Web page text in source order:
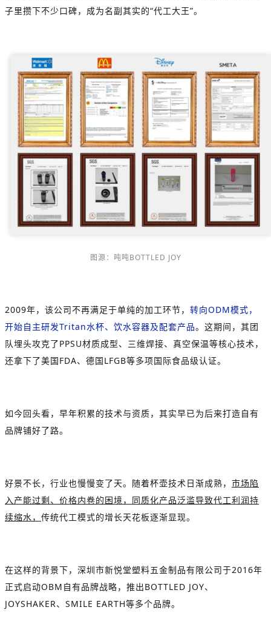
子里攒下不少口碑，成为名副其实的“代工大王”。
图源：吨吨BOTTLED JOY
2009年，该公司不再满足于单纯的加工环节， 转向ODM模式，
开始自主研发Tritan水杯、饮水容器及配套产品。这期间，其团
队埋头攻克了PPSU材质成型、三维焊接、真空保温等核心技术，
还拿下了美国FDA、德国LFGB等多项国际食品级认证。
如今回头看，早年积累的技术与资质，其实早已为后来打造自有
品牌铺好了路。
好景不长，行业也慢慢变了天。随着杯壶技术日渐成熟， 市场陷
入产能过剩、价格内卷的困境，同质化产品泛滥导致代工利润持
续缩水， 传统代工模式的增长天花板逐渐显现。
在这样的背景下，深圳市新悦堂塑料五金制品有限公司于2016年
正式启动OBM自有品牌战略，推出BOTTLED JOY、
JOYSHAKER、SMILE EARTH等多个品牌。